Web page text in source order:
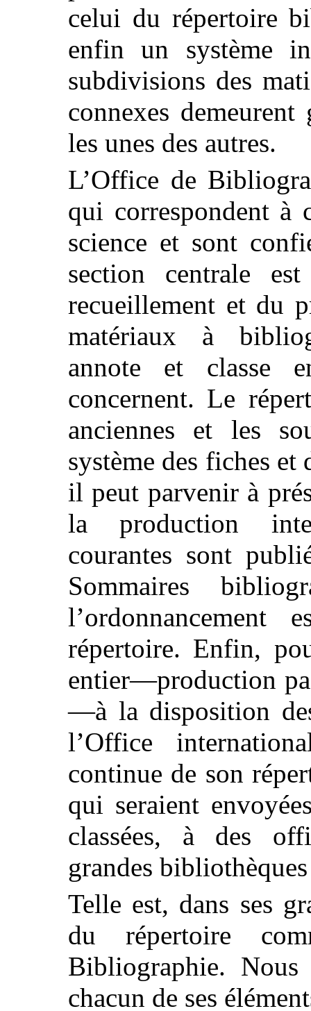
celui du répertoire
enfin un système
subdivisions des
connexes
les unes des autres.
L’Office de
qui correspondent à
science et sont
section centrale
recueillement et du
matériaux à
annote et classe
concernent. Le
anciennes et les
système des fiches
il peut parvenir à
la production
courantes sont
Sommaires
répertoire. Enfin,
entier—production
—à la disposition
l’Office
continue de son
qui seraient
classées, à des
grandes
Telle est, dans ses
du répertoire
Bibliographie.
chacun de ses